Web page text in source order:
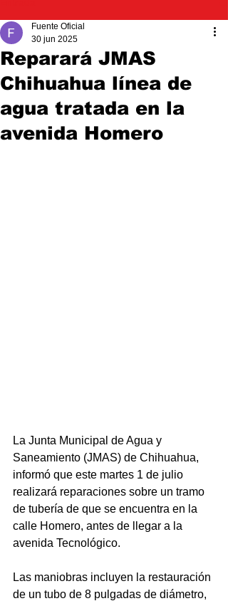
Reparará JMAS
Chihuahua línea de
agua tratada en la
avenida Homero
Fuente Oficial
30 jun 2025
La Junta Municipal de Agua y
Saneamiento (JMAS) de Chihuahua,
informó que este martes 1 de julio
realizará reparaciones sobre un tramo
de tubería de que se encuentra en la
calle Homero, antes de llegar a la
avenida Tecnológico.
Las maniobras incluyen la restauración
de un tubo de 8 pulgadas de diámetro,